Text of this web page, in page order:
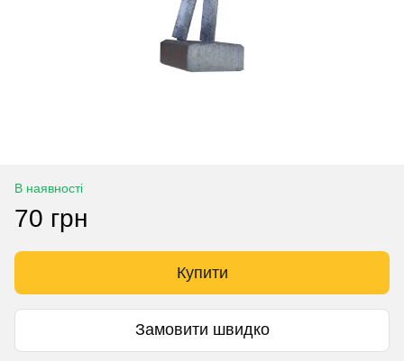
В наявності
70 грн
Купити
Замовити швидко